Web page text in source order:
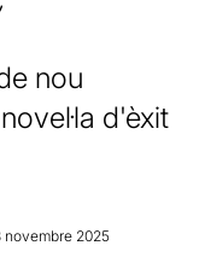
nou
d'èxit
novembre 2025